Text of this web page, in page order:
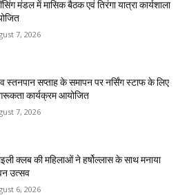
मंडल में मासिक बैठक एवं तिरंगा यात्रा कार्यशाला
7, 2026
स्तनपान सप्ताह के समापन पर नर्सिंग स्टाफ के लिए
कार्यक्रम आयोजित
7, 2026
क्लब की महिलाओं ने हर्षोल्लास के साथ मनाया
उत्सव
6, 2026